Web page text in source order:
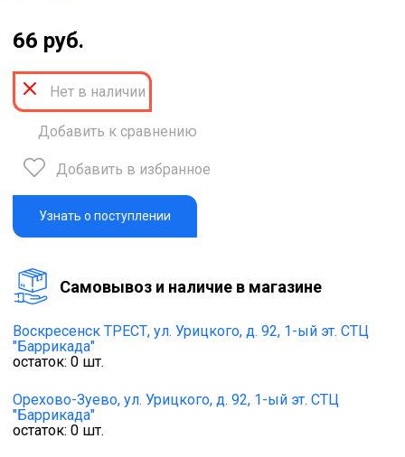
66 руб.
Нет в наличии
Добавить к сравнению
Добавить в избранное
Узнать о поступлении
Cамовывоз и наличие в магазине
Воскресенск ТРЕСТ, ул. Урицкого, д. 92, 1-ый эт. СТЦ
"Баррикада"
остаток: 0 шт.
Орехово-Зуево, ул. Урицкого, д. 92, 1-ый эт. СТЦ
"Баррикада"
остаток: 0 шт.